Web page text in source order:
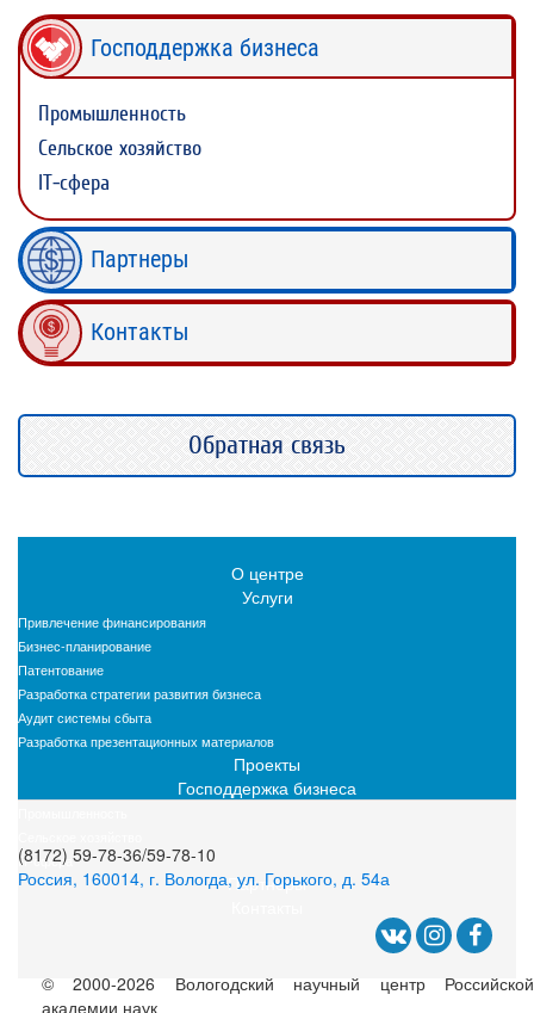
Господдержка бизнеса
Промышленность
Сельское хозяйство
IT-сфера
Партнеры
Контакты
Обратная связь
О центре
Услуги
Привлечение финансирования
Бизнес-планирование
Патентование
Разработка стратегии развития бизнеса
Аудит системы сбыта
Разработка презентационных материалов
Проекты
Господдержка бизнеса
IT-сфера
Партнеры
(8172) 59-78-36/59-78-10
Россия, 160014, г. Вологда, ул. Горького, д. 54а
© 2000-2026 Вологодский научный центр Российской
академии наук